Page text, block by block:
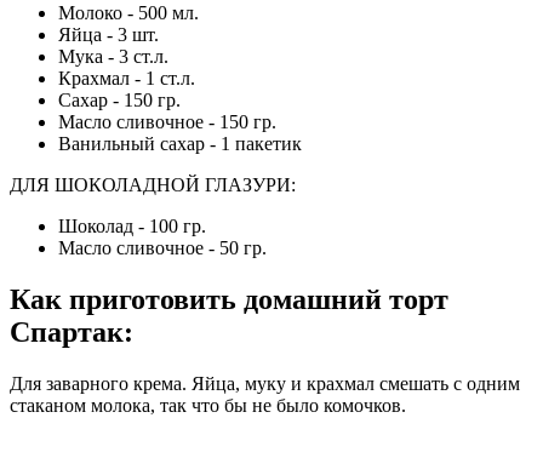
Молоко - 500 мл.
Яйца - 3 шт.
Мука - 3 ст.л.
Крахмал - 1 ст.л.
Сахар - 150 гр.
Масло сливочное - 150 гр.
Ванильный сахар - 1 пакетик
ДЛЯ ШОКОЛАДНОЙ ГЛАЗУРИ:
Шоколад - 100 гр.
Масло сливочное - 50 гр.
Как приготовить домашний торт
Спартак:
Для заварного крема. Яйца, муку и крахмал смешать с одним
стаканом молока, так что бы не было комочков.